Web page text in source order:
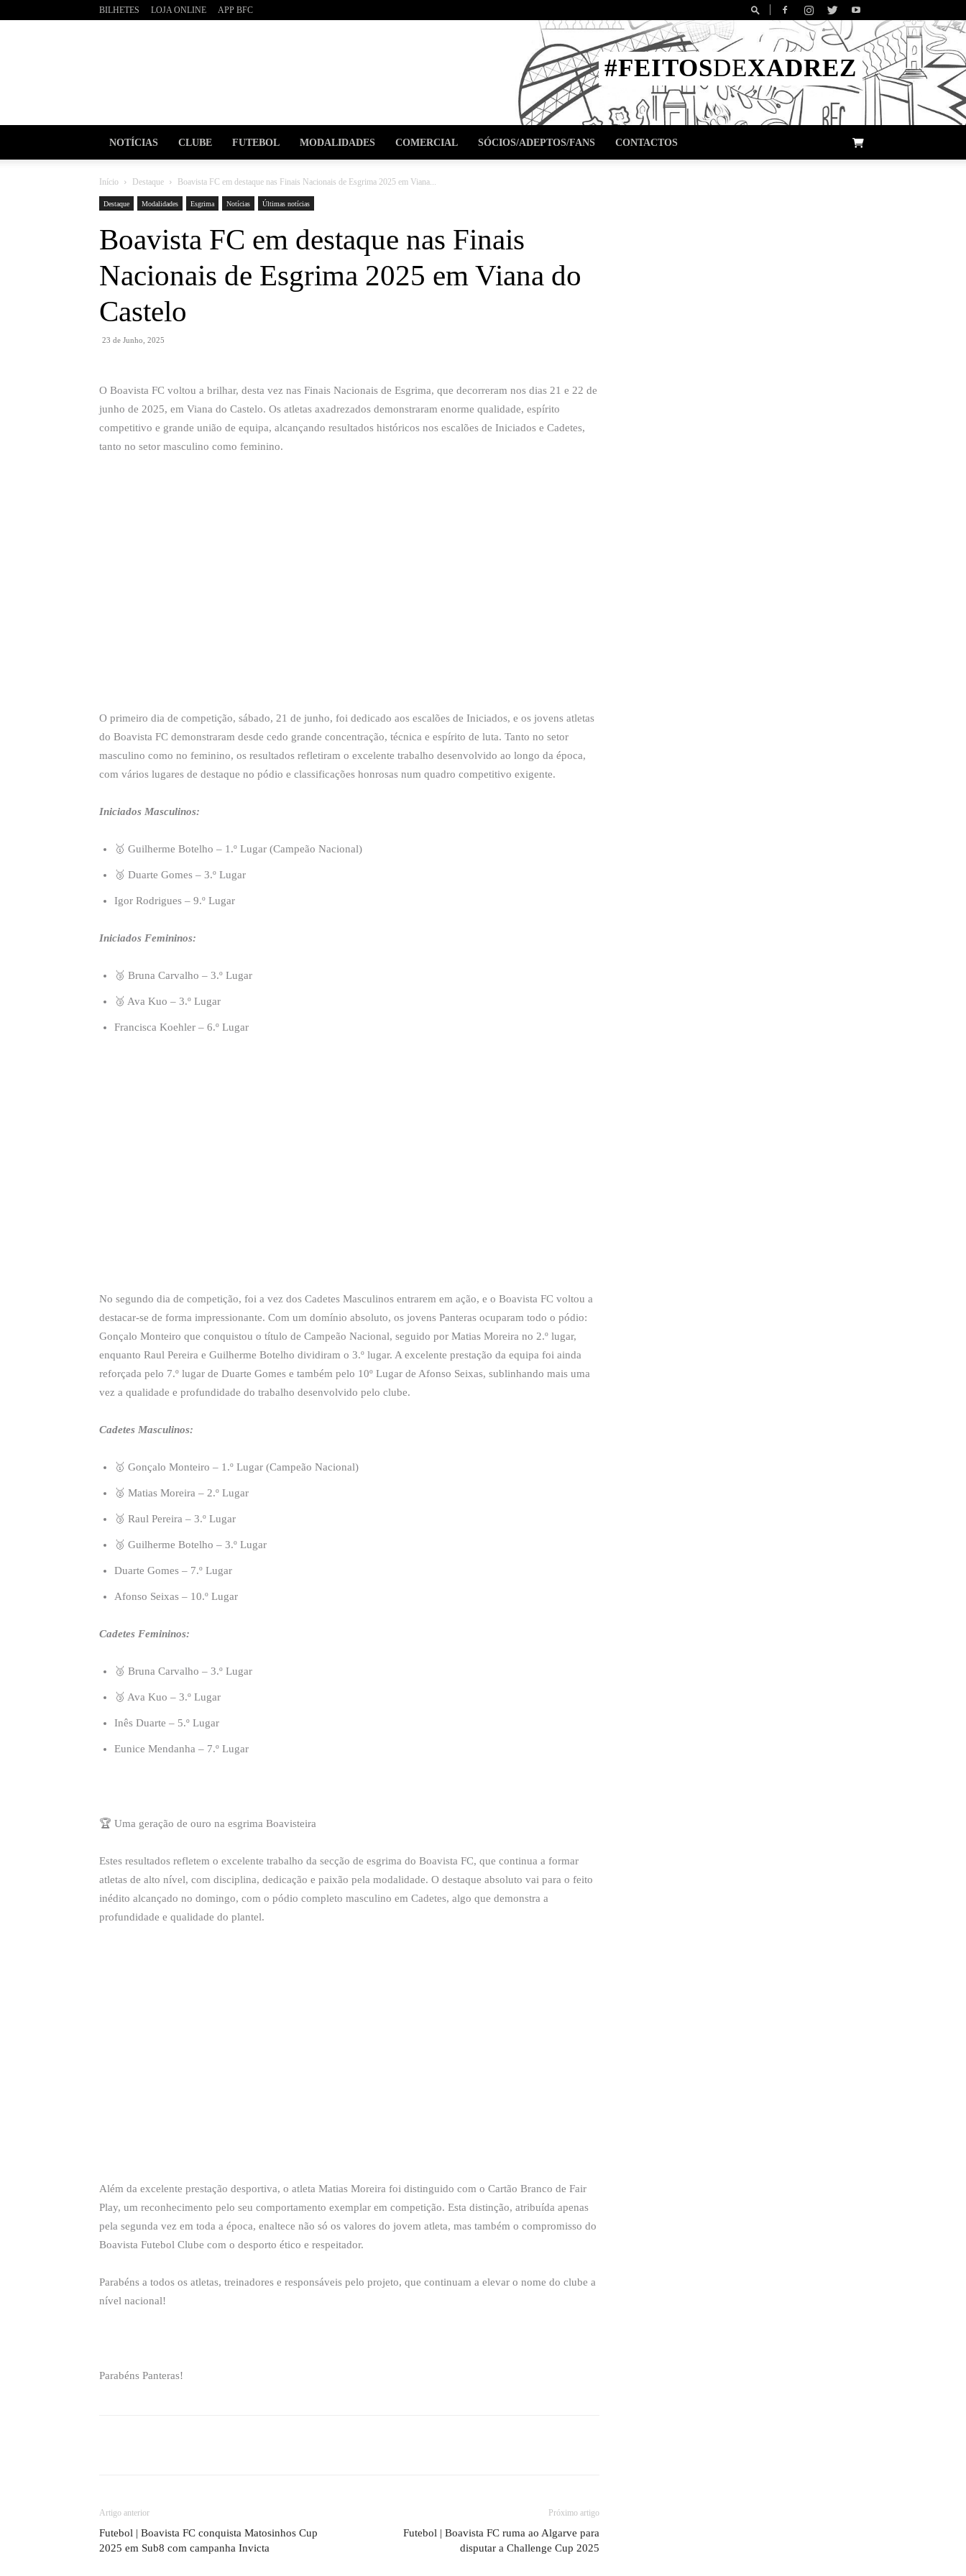
BILHETES LOJA ONLINE APP BFC
#FEITOSDEXADREZ
NOTÍCIAS CLUBE FUTEBOL MODALIDADES COMERCIAL SÓCIOS/ADEPTOS/FANS CONTACTOS
Início Destaque Boavista FC em destaque nas Finais Nacionais de Esgrima 2025 em Viana...
Destaque Modalidades Esgrima Notícias Últimas notícias
Boavista FC em destaque nas Finais
Nacionais de Esgrima 2025 em Viana do
Castelo
23 de Junho, 2025
O Boavista FC voltou a brilhar, desta vez nas Finais Nacionais de Esgrima, que decorreram nos dias 21 e 22 de
junho de 2025, em Viana do Castelo. Os atletas axadrezados demonstraram enorme qualidade, espírito
competitivo e grande união de equipa, alcançando resultados históricos nos escalões de Iniciados e Cadetes,
tanto no setor masculino como feminino.
O primeiro dia de competição, sábado, 21 de junho, foi dedicado aos escalões de Iniciados, e os jovens atletas
do Boavista FC demonstraram desde cedo grande concentração, técnica e espírito de luta. Tanto no setor
masculino como no feminino, os resultados refletiram o excelente trabalho desenvolvido ao longo da época,
com vários lugares de destaque no pódio e classificações honrosas num quadro competitivo exigente.
Iniciados Masculinos:
🥇 Guilherme Botelho – 1.º Lugar (Campeão Nacional)
🥉 Duarte Gomes – 3.º Lugar
Igor Rodrigues – 9.º Lugar
Iniciados Femininos:
🥉 Bruna Carvalho – 3.º Lugar
🥉 Ava Kuo – 3.º Lugar
Francisca Koehler – 6.º Lugar
No segundo dia de competição, foi a vez dos Cadetes Masculinos entrarem em ação, e o Boavista FC voltou a
destacar-se de forma impressionante. Com um domínio absoluto, os jovens Panteras ocuparam todo o pódio:
Gonçalo Monteiro que conquistou o título de Campeão Nacional, seguido por Matias Moreira no 2.º lugar,
enquanto Raul Pereira e Guilherme Botelho dividiram o 3.º lugar. A excelente prestação da equipa foi ainda
reforçada pelo 7.º lugar de Duarte Gomes e também pelo 10º Lugar de Afonso Seixas, sublinhando mais uma
vez a qualidade e profundidade do trabalho desenvolvido pelo clube.
Cadetes Masculinos:
🥇 Gonçalo Monteiro – 1.º Lugar (Campeão Nacional)
🥈 Matias Moreira – 2.º Lugar
🥉 Raul Pereira – 3.º Lugar
🥉 Guilherme Botelho – 3.º Lugar
Duarte Gomes – 7.º Lugar
Afonso Seixas – 10.º Lugar
Cadetes Femininos:
🥉 Bruna Carvalho – 3.º Lugar
🥉 Ava Kuo – 3.º Lugar
Inês Duarte – 5.º Lugar
Eunice Mendanha – 7.º Lugar
🏆 Uma geração de ouro na esgrima Boavisteira
Estes resultados refletem o excelente trabalho da secção de esgrima do Boavista FC, que continua a formar
atletas de alto nível, com disciplina, dedicação e paixão pela modalidade. O destaque absoluto vai para o feito
inédito alcançado no domingo, com o pódio completo masculino em Cadetes, algo que demonstra a
profundidade e qualidade do plantel.
Além da excelente prestação desportiva, o atleta Matias Moreira foi distinguido com o Cartão Branco de Fair
Play, um reconhecimento pelo seu comportamento exemplar em competição. Esta distinção, atribuída apenas
pela segunda vez em toda a época, enaltece não só os valores do jovem atleta, mas também o compromisso do
Boavista Futebol Clube com o desporto ético e respeitador.
Parabéns a todos os atletas, treinadores e responsáveis pelo projeto, que continuam a elevar o nome do clube a
nível nacional!
Parabéns Panteras!
Artigo anterior
Futebol | Boavista FC conquista Matosinhos Cup
2025 em Sub8 com campanha Invicta
Próximo artigo
Futebol | Boavista FC ruma ao Algarve para
disputar a Challenge Cup 2025